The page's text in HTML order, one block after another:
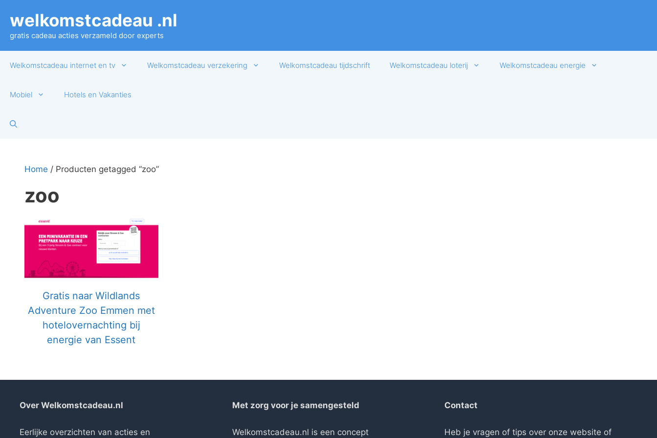
naar
inhoud
welkomstcadeau .nl
gratis cadeau acties verzameld door experts
Welkomstcadeau internet en tv Welkomstcadeau verzekering Welkomstcadeau tijdschrift Welkomstcadeau loterij Welkomstcadeau energie
Mobiel Hotels en Vakanties
Home / Producten getagged “zoo”
zoo
Gratis naar Wildlands
Adventure Zoo Emmen met
hotelovernachting bij
energie van Essent
Over Welkomstcadeau.nl
Eerlijke overzichten van acties en
Met zorg voor je samengesteld
Welkomstcadeau.nl is een concept
Contact
Heb je vragen of tips over onze website of